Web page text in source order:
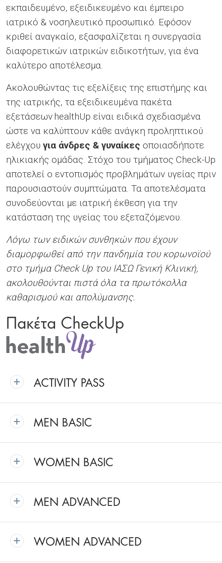
εκπαιδευμένο, εξειδικευμένο και έμπειρο
ιατρικό & νοσηλευτικό προσωπικό. Εφόσον
κριθεί αναγκαίο, εξασφαλίζεται η συνεργασία
διαφορετικών ιατρικών ειδικοτήτων, για ένα
καλύτερο αποτέλεσμα.
Ακολουθώντας τις εξελίξεις της επιστήμης και
της ιατρικής, τα εξειδικευμένα πακέτα
εξετάσεων healthUp είναι ειδικά σχεδιασμένα
ώστε να καλύπτουν κάθε ανάγκη προληπτικού
ελέγχουγια άνδρες & γυναίκες οποιασδήποτε
ηλικιακής ομάδας. Στόχο του τμήματος Check-Up
αποτελεί ο εντοπισμός προβλημάτων υγείας πριν
παρουσιαστούν συμπτώματα. Τα αποτελέσματα
συνοδεύονται με ιατρική έκθεση για την
κατάσταση της υγείας του εξεταζόμενου.
Λόγω των ειδικών συνθηκών που έχουν
διαμορφωθεί από την πανδημία του κορωνοϊού
στο τμήμα Check Up του ΙΑΣΩ Γενική Κλινική,
ακολουθούνται πιστά όλα τα πρωτόκολλα
καθαρισμού και απολύμανσης.
Πακέτα CheckUp
ACTIVITY PASS
MEN BASIC
WOMEN BASIC
MEN ADVANCED
WOMEN ADVANCED